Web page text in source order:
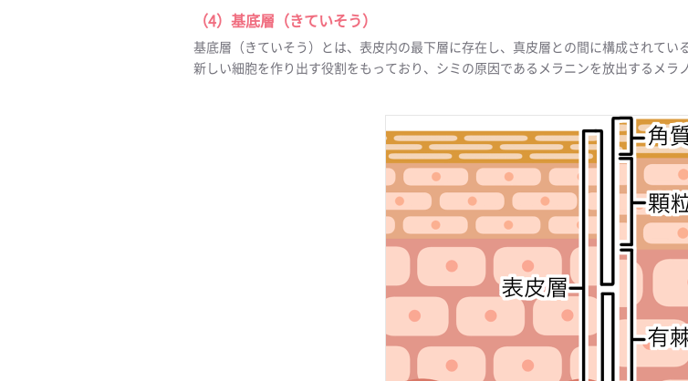
（4）基底層（きていそう）
基底層（きていそう）とは、表皮内の最下層に存在し、真皮層との間に構成されてい
新しい細胞を作り出す役割をもっており、シミの原因であるメラニンを放出するメラ